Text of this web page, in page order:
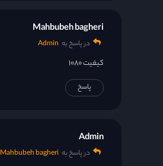
Mahbubeh bagheri
در پاسخ به Admin
کیفیت ۱۰۸۰
پاسخ
Admin
در پاسخ به Mahbubeh bagheri